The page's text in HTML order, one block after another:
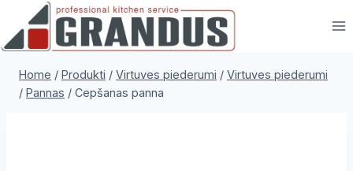
content
Home / Produkti / Virtuves piederumi / Virtuves piederumi
/ Pannas / Cepšanas panna